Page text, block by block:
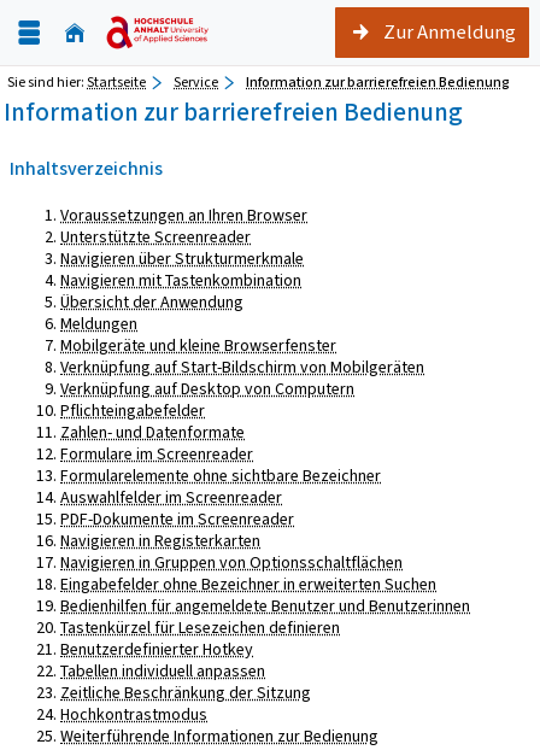
Zur Anmeldung
Sie sind hier:Startseite Service Information zur barrierefreien Bedienung
Information zur barrierefreien Bedienung
Inhaltsverzeichnis
Voraussetzungen an Ihren Browser
Unterstützte Screenreader
Navigieren über Strukturmerkmale
Navigieren mit Tastenkombination
Übersicht der Anwendung
Meldungen
Mobilgeräte und kleine Browserfenster
Verknüpfung auf Start-Bildschirm von Mobilgeräten
Verknüpfung auf Desktop von Computern
Pflichteingabefelder
Zahlen- und Datenformate
Formulare im Screenreader
Formularelemente ohne sichtbare Bezeichner
Auswahlfelder im Screenreader
PDF-Dokumente im Screenreader
Navigieren in Registerkarten
Navigieren in Gruppen von Optionsschaltflächen
Eingabefelder ohne Bezeichner in erweiterten Suchen
Bedienhilfen für angemeldete Benutzer und Benutzerinnen
Tastenkürzel für Lesezeichen definieren
Benutzerdefinierter Hotkey
Tabellen individuell anpassen
Zeitliche Beschränkung der Sitzung
Hochkontrastmodus
Weiterführende Informationen zur Bedienung